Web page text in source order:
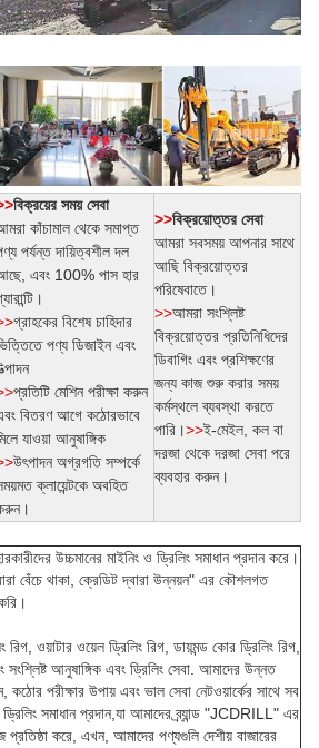
বিক্রয়ের সময় সেবা
কাঁচামাল থেকে সমাপ্ত
পর্যন্ত দায়িত্বশীল দল
এবং 100% পাস হার
গ্রাহকের বিশেষ চাহিদার
পণ্য ডিজাইন এবং
প্রতিটি মেশিন পরীক্ষা করুন
বিতরণ আগে কঠোরভাবে
যাওয়া আনুষাঙ্গিক
উৎপাদন অগ্রগতি সম্পর্কে
ক্লায়েন্টকে অবহিত
>>বিক্রয়োত্তর সেবা
আমরা সবসময় আপনার সাথে
আছি বিক্রয়োত্তর
পরিষেবাতে।
>>আমরা সংশ্লিষ্ট
বিক্রয়োত্তর প্রতিনিধিদের
ডিবাগিং এবং প্রশিক্ষণের
জন্য কাজ শুরু করার সময়
কর্মস্থলে ব্যবস্থা করতে
পারি।>>ই-মেইল, কল বা
দরজা থেকে দরজা সেবা পরে
ব্যবহার করুন।
উচ্চমানের মাইনিং ও ড্রিলিং সমাধান প্রদান করে।
বেঁচে থাকা, ক্রেডিট দ্বারা উন্নয়ন" এর কৌশলগত
রিগ, ওয়াটার ওয়েল ড্রিলিং রিগ, ডায়মন্ড কোর ড্রিলিং রিগ,
সংশ্লিষ্ট আনুষাঙ্গিক এবং ড্রিলিং সেবা. আমাদের উন্নত
কঠোর পরীক্ষার উপায় এবং ভাল সেবা নেটওয়ার্কের সাথে সব
সমাধান প্রদান,যা আমাদের ব্র্যান্ড "JCDRILL" এর
প্রতিষ্ঠা করে, এখন, আমাদের পণ্যগুলি দেশীয় বাজারের